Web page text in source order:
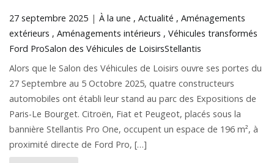
27 septembre 2025 À la une Actualité
Aménagements
extérieurs
Aménagements intérieurs
Véhicules transformés
Ford ProSalon des Véhicules de LoisirsStellantis
Alors que le Salon des Véhicules de Loisirs ouvre ses portes du
27 Septembre au 5 Octobre 2025, quatre constructeurs
automobiles ont établi leur stand au parc des Expositions de
Paris-Le Bourget. Citroën, Fiat et Peugeot, placés sous la
bannière Stellantis Pro One, occupent un espace de 196 m², à
proximité directe de Ford Pro, […]